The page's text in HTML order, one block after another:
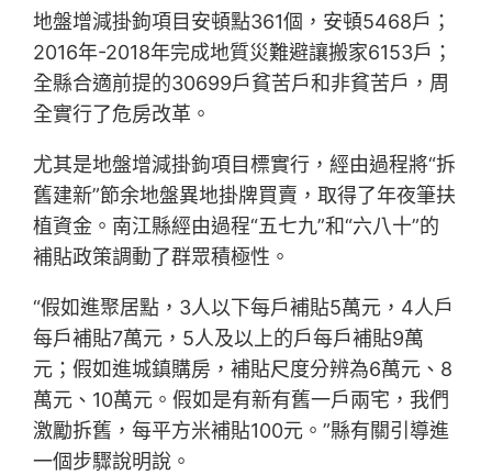
地盤增減掛鉤項目安頓點361個，安頓5468戶；
2016年-2018年完成地質災難避讓搬家6153戶；
全縣合適前提的30699戶貧苦戶和非貧苦戶，周
全實行了危房改革。
尤其是地盤增減掛鉤項目標實行，經由過程將“拆
舊建新”節余地盤異地掛牌買賣，取得了年夜筆扶
植資金。南江縣經由過程“五七九”和“六八十”的
補貼政策調動了群眾積極性。
“假如進聚居點，3人以下每戶補貼5萬元，4人戶
每戶補貼7萬元，5人及以上的戶每戶補貼9萬
元；假如進城鎮購房，補貼尺度分辨為6萬元、8
萬元、10萬元。假如是有新有舊一戶兩宅，我們
激勵拆舊，每平方米補貼100元。”縣有關引導進
一個步驟說明說。